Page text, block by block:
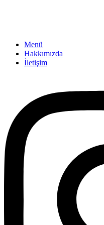
Menü
Hakkımızda
İletişim